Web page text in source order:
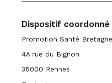
Dispositif coordonné
Promotion Santé Bretagne
4A rue du Bignon
35000 Rennes